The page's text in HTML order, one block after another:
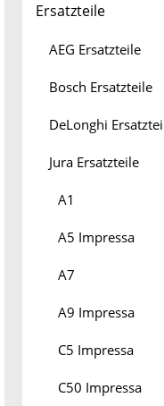
Ersatzteile
AEG Ersatzteile
Bosch Ersatzteile
DeLonghi
Jura Ersatzteile
A1
A5 Impressa
A7
A9 Impressa
C5 Impressa
C50 Impressa